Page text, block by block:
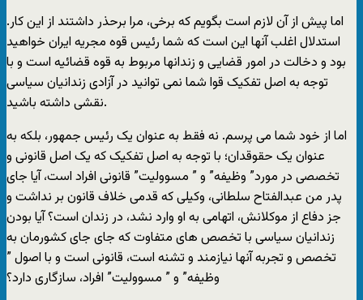
اما پيش از آن لازم است بگويم که برخی، مرا برحذر داشتند از اين کار.
استدلال اغلب آنها اين است که شما رئيس قوه مجريه ايران خواهيد
بود و دخالت در امور قضايی و زندانها مربوط به قوه قضائيه است و با
توجه به اصل تفکيک قوا شما نمی توانيد در آزادی زندانيان سياسی
نقشی داشته باشيد.
اما از خود شما می پرسم. نه فقط به عنوان يک رئيس جمهور، بلکه به
عنوان يک حقوقدان؛ با توجه به اصل تفکيک که يک اصل قانونی و
تخصصی در مورد” وظيفه” و ” مسووليت” قانونی افراد است، آيا جای
پدر من عبدالفتاح سلطانی، وکيلی که قدمی خلاف قانون بر نداشت و
جز دفاع از موکلانش، اتهامی به او وارد نشد، در زندان است؟ آيا بودن
زندانيان سياسی با تخصص های متفاوت که جای جای کشورمان به
تخصص و تجربه آنها نيازمند و تشنه است، قانونی است و با اصول ”
وظيفه” و ” مسووليت” افراد، سازگاری دارد؟